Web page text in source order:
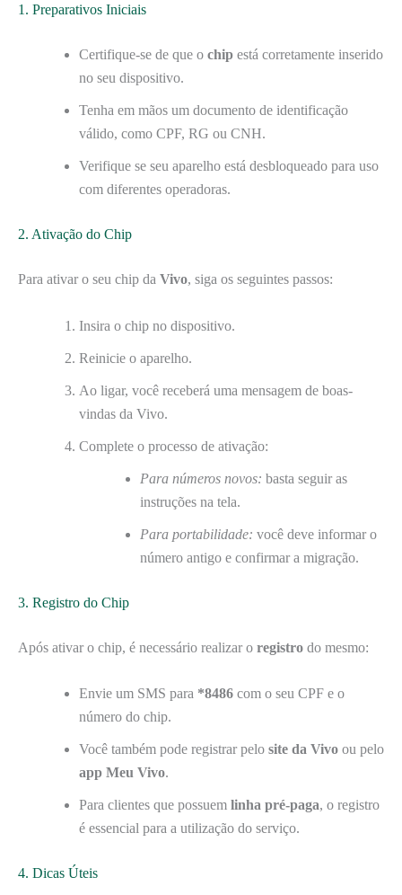
1. Preparativos Iniciais
Certifique-se de que o chip está corretamente inserido
no seu dispositivo.
Tenha em mãos um documento de identificação
válido, como CPF, RG ou CNH.
Verifique se seu aparelho está desbloqueado para uso
com diferentes operadoras.
2. Ativação do Chip
Para ativar o seu chip da Vivo, siga os seguintes passos:
Insira o chip no dispositivo.
Reinicie o aparelho.
Ao ligar, você receberá uma mensagem de boas-
vindas da Vivo.
Complete o processo de ativação:
Para números novos: basta seguir as
instruções na tela.
Para portabilidade: você deve informar o
número antigo e confirmar a migração.
3. Registro do Chip
Após ativar o chip, é necessário realizar o registro do mesmo:
Envie um SMS para *8486 com o seu CPF e o
número do chip.
Você também pode registrar pelo site da Vivo ou pelo
app Meu Vivo.
Para clientes que possuem linha pré-paga, o registro
é essencial para a utilização do serviço.
4. Dicas Úteis